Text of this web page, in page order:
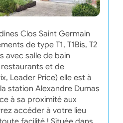
Clos Saint Germain
de type T1, T1Bis, T2
avec salle de bain
et de
Leader Price) elle est à
station Alexandre Dumas
à sa proximité aux
accéder à votre lieu